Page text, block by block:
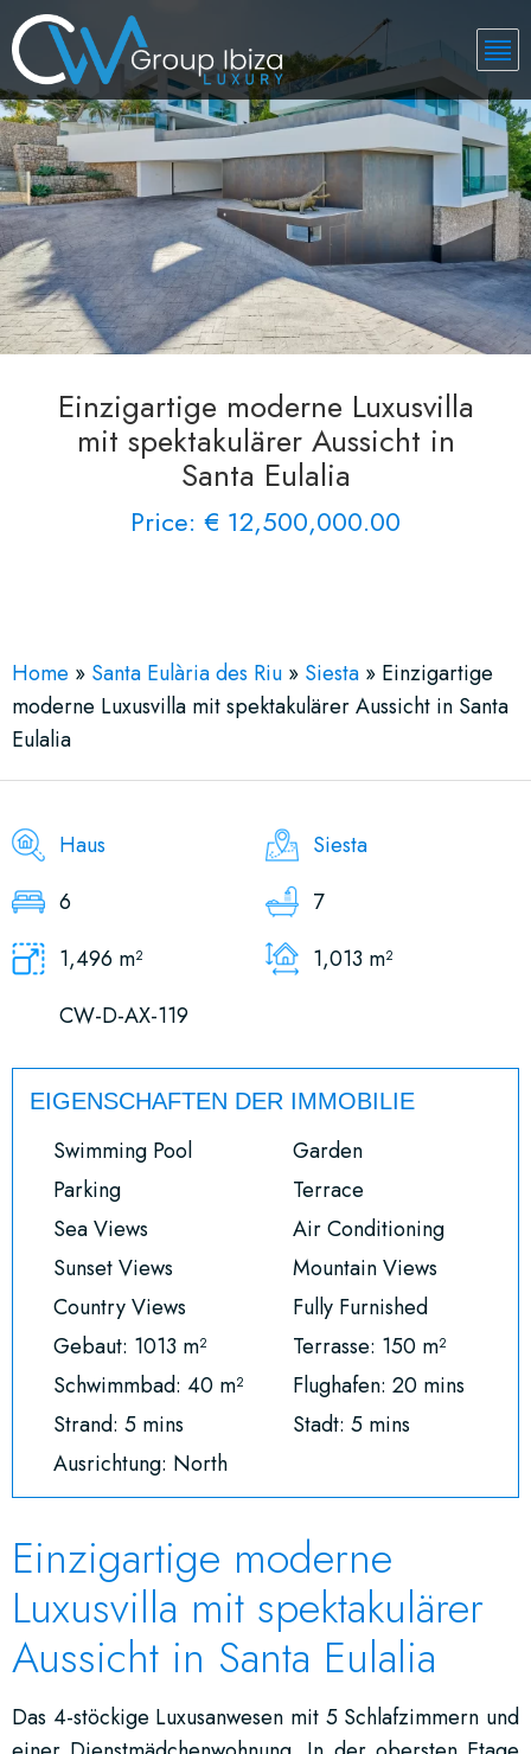
Einzigartige moderne Luxusvilla
mit spektakulärer Aussicht in
Santa Eulalia
Price: € 12,500,000.00
Home » Santa Eulària des Riu » Siesta » Einzigartige
moderne Luxusvilla mit spektakulärer Aussicht in Santa
Eulalia
Haus
Siesta
6
7
1,496 m²
1,013 m²
CW-D-AX-119
EIGENSCHAFTEN DER IMMOBILIE
Swimming Pool
Garden
Parking
Terrace
Sea Views
Air Conditioning
Sunset Views
Mountain Views
Country Views
Fully Furnished
Gebaut: 1013 m²
Terrasse: 150 m²
Schwimmbad: 40 m²
Flughafen: 20 mins
Strand: 5 mins
Stadt: 5 mins
Ausrichtung: North
Einzigartige moderne
Luxusvilla mit spektakulärer
Aussicht in Santa Eulalia
Das 4-stöckige Luxusanwesen mit 5 Schlafzimmern und